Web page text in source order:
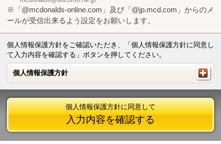
※「@mcdonalds-online.com」及び「@jp.mcd.com」からのメ
ールが受信出来るよう設定をお願いします。
個人情報保護方針をご確認いただき、「個人情報保護方針に同意し
て入力内容を確認する」ボタンを押してください。
個人情報保護方針
個人情報保護方針
個人情報保護方針に同意して
入力内容を確認する